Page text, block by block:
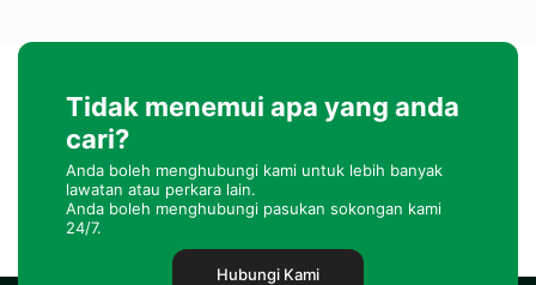
Tidak menemui apa yang anda
cari?
Anda boleh menghubungi kami untuk lebih banyak
lawatan atau perkara lain.
Anda boleh menghubungi pasukan sokongan kami
24/7.
Hubungi Kami